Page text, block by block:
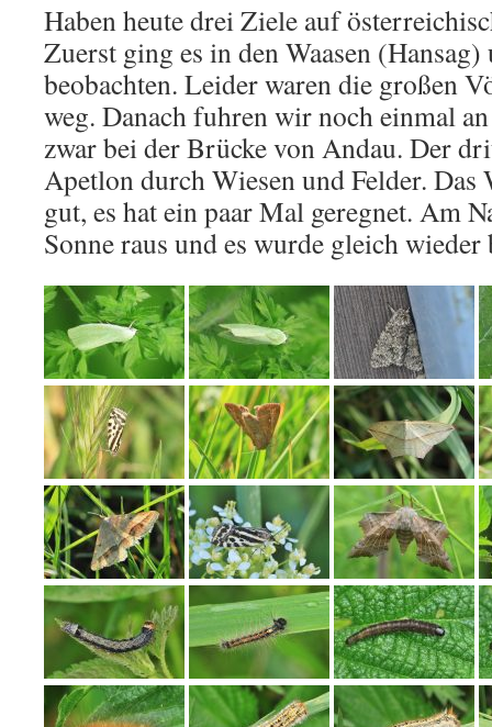
Haben heute drei Ziele auf
Zuerst ging es in den Waasen
beobachten. Leider waren die großen
weg. Danach fuhren wir noch einmal
zwar bei der Brücke von Andau. Der
Apetlon durch Wiesen und Felder. Das
gut, es hat ein paar Mal geregnet. Am
Sonne raus und es wurde gleich